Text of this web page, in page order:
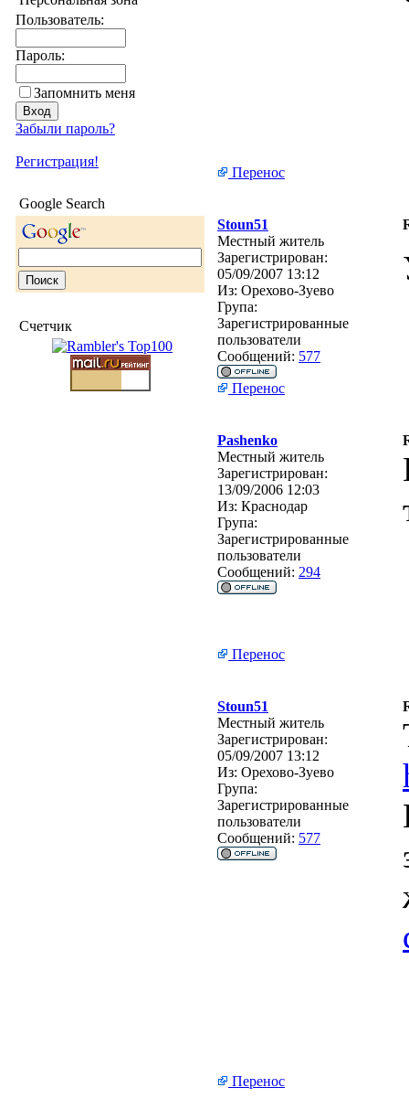
Пользователь:
Пароль:
Запомнить меня
Забыли пароль?
Регистрация!
Google Search
Счетчик
Перенос
Stoun51
Местный житель
Зарегистрирован:
05/09/2007 13:12
Из: Орехово-Зуево
Група:
Зарегистрированные
пользователи
Сообщений: 577
Перенос
Pashenko
Местный житель
Зарегистрирован:
13/09/2006 12:03
Из: Краснодар
Група:
Зарегистрированные
пользователи
Сообщений: 294
Перенос
Stoun51
Местный житель
Зарегистрирован:
05/09/2007 13:12
Из: Орехово-Зуево
Група:
Зарегистрированные
пользователи
Сообщений: 577
Перенос